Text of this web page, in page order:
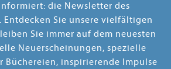
die Newsletter des
Entdecken Sie unsere vielfältigen
Sie immer auf dem neuesten
Neuerscheinungen, spezielle
Büchereien, inspirierende Impulse